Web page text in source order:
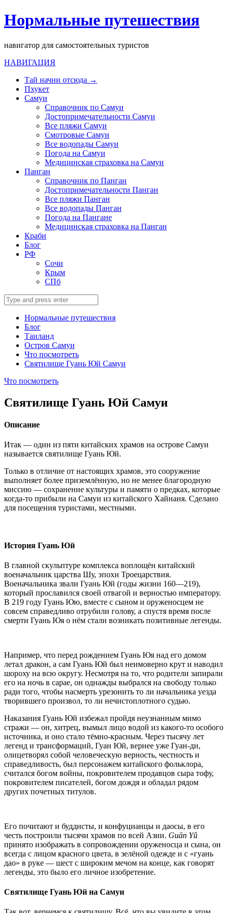
Нормальные путешествия
навигатор для самостоятельных туристов
НАВИГАЦИЯ
Тай начни отсюда →
Пхукет
Самуи
Справочник по Самуи
Достопримечательности Самуи
Все пляжи Самуи
Смотровые Самуи
Все водопады Самуи
Погода на Самуи
Медицинская страховка на Самуи
Панган
Справочник по Панган
Достопримечательности Панган
Все пляжи Панган
Все водопады Панган
Погода на Пангане
Медицинская страховка на Панган
Краби
Блог
РФ
Сочи
Крым
СПб
Search
for:
Нормальные путешествия
Блог
Таиланд
Остров Самуи
Что посмотреть
Святилище Гуань Юй Самуи
Что посмотреть
Святилище Гуань Юй Самуи
Описание
Итак — один из пяти китайских храмов на острове Самуи
называется святилище Гуань Юй.
Только в отличие от настоящих храмов, это сооружение
выполняет более приземлённую, но не менее благородную
миссию — сохранение культуры и памяти о предках, которые
когда-то прибыли на Самуи из китайского Хайнаня. Сделано
для посещения туристами, местными.
История Гуань Юй
В главной скульптуре комплекса воплощён китайский
военачальник царства Шу, эпохи Троецарствия.
Военачальника звали Гуань Юй (годы жизни 160—219),
который прославился своей отвагой и верностью императору.
В 219 году Гуань Юю, вместе с сыном и оруженосцем не
совсем справедливо отрубили голову, а спустя время после
смерти Гуань Юя о нём стали возникать позитивные легенды.
Например, что перед рождением Гуань Юя над его домом
летал дракон, а сам Гуань Юй был неимоверно крут и наводил
шороху на всю округу. Несмотря на то, что родители запирали
его на ночь в сарае, он однажды выбрался на свободу только
ради того, чтобы насмерть урезонить то ли начальника уезда
творившего произвол, то ли нечистоплотного судью.
Наказания Гуань Юй избежал пройдя неузнанным мимо
стражи — он, хитрец, вымыл лицо водой из какого-то особого
источника, и оно стало тёмно-красным. Через тысячу лет
легенд и трансформаций, Гуан Юй, вернее уже Гуан-ди,
олицетворял собой человеческую верность, честность и
справедливость, был персонажем китайского фольклора,
считался богом войны, покровителем продавцов сыра тофу,
покровителем писателей, богом дождя и обладал рядом
других почетных титулов.
Его почитают и буддисты, и конфуцианцы и даосы, в его
честь построили тысячи храмов по всей Азии. Guān Yǔ
принято изображать в сопровождении оруженосца и сына, он
всегда с лицом красного цвета, в зелёной одежде и с «гуань
дао» в руке — шест с широким мечом на конце, как говорят
легенды, это было его личное изобретение.
Святилище Гуань Юй на Самуи